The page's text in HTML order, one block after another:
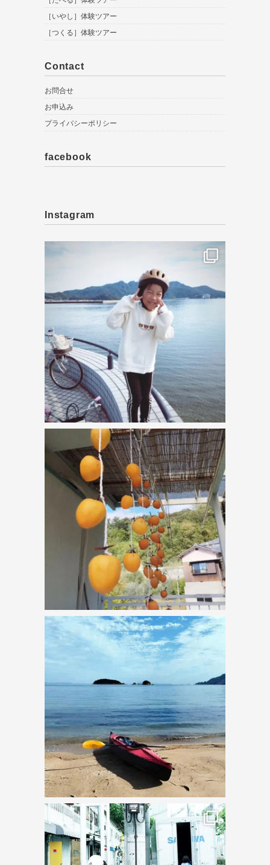
［いやし］体験ツアー
［つくる］体験ツアー
Contact
お問合せ
お申込み
プライバシーポリシー
facebook
Instagram